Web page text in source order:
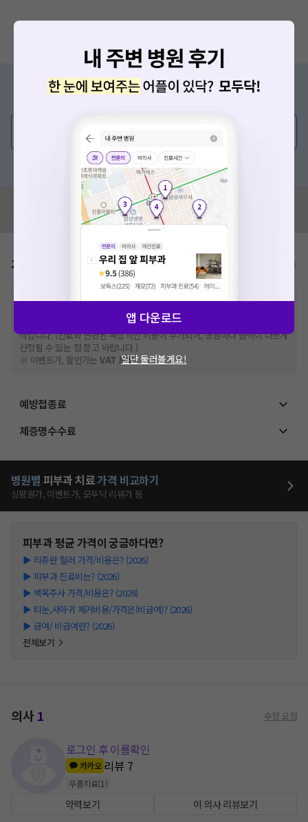
증상/치료, 궁금한 점이 있나요?
💬 무엇이든 물어보세요
혹은, 의료상담 서비스에 다양한 게시글 보러가기
혹시 잘못된 병원정보가 있나요?
모두닥 팀에 알려주세요!
가격표 비급여/급여 진료란?
※비급여 항목의 경우,추가비용 등으로 실제 가격과 상이할 수 있으니, 정확
한 가격은 해당 의료기관에 직접 문의해주세요.
건강보험심사평가원에 고지되어 있는 급여 진료 기준 가
격입니다. (진료와 연관된 복합적인 비용이 추가되어, 병원마다 금액이 다르게
산정될 수 있는 점 참고 바랍니다.)
※ 이벤트가, 할인가는VAT 포함
예방접종료
제증명수수료
병원별 피부과 치료가격 비교하기
심평원가, 이벤트가, 모두닥 리뷰가 등
피부과평균 가격이 궁금하다면?
▶ 리쥬란 힐러 가격/비용은? (2026)
▶ 피부과 진료비는? (2026)
▶ 백옥주사 가격/비용은? (2026)
▶ 티눈,사마귀 제거비용/가격은(비급여)? (2026)
▶ 급여/ 비급여란? (2026)
전체보기
의사1 수정 요청
로그인 후 이름확인
카카오 리뷰 7
무좀치료(1 )
약력보기 이 의사 리뷰보기
앱 다운로드
일단 둘러볼게요!